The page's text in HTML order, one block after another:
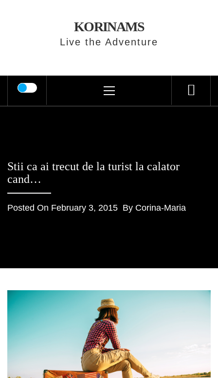
KORINAMS
Live the Adventure
Menu
Stii ca ai trecut de la turist la calator
cand…
Posted On February 3, 2015 By Corina-Maria